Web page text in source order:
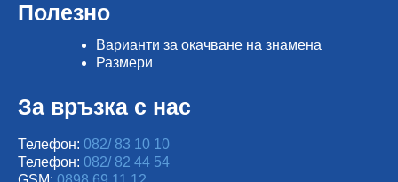
Полезно
Варианти за окачване на знамена
Размери
За връзка с нас
Телефон: 082/ 83 10 10
Телефон: 082/ 82 44 54